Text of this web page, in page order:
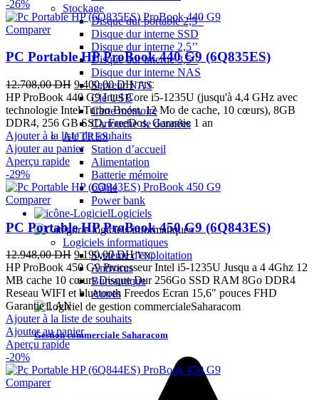
Stockage
Disque dur portable 2,5’’
Disque dur interne SSD
Disque dur interne 2,5’’
Disque dur interne 3,5’’
Disque dur interne NAS
Serveur NAS
Clé USB
Carte mémoire
Cartouche de données
AUTRES
Station d’accueil
Alimentation
Batterie mémoire
Câble
Power bank
Logiciels
Logiciels informatiques
Système d'exploitation
Antivirus
Bureautique
Autres
Gestion commerciale Saharacom
-26%
Comparer
PC Portable HP ProBook 440 G9 (6Q835ES)
12.708,00DH Le
prix
initial
était :
12.708,00 DH.
9.400,00DHLe
prix
actuel
est :
TTC
HP ProBook 440 G9 Intel Core i5-1235U (jusqu'à 4,4 GHz avec
technologie Intel Turbo Boost, 12 Mo de cache, 10 cœurs), 8GB
DDR4, 256 GB SSD, FreeDos, Garantie 1 an
Ajouter à la liste de souhaits
Ajouter au panier
Aperçu rapide
-29%
Comparer
PC Portable HP ProBook 450 G9 (6Q843ES)
12.948,00DH Le
prix
initial
était :
12.948,00 DH.
9.190,00DHLe
prix
actuel
est :
9.190,00 DH.
TTC
HP ProBook 450 G9 Processeur Intel i5-1235U Jusqu a 4 4Ghz 12
MB cache 10 cœurs Disque Dur 256Go SSD RAM 8Go DDR4
Reseau WIFI et bluetooth Freedos Ecran 15,6" pouces FHD
Garantie 1 AN
Ajouter à la liste de souhaits
Ajouter au panier
Aperçu rapide
-20%
Comparer